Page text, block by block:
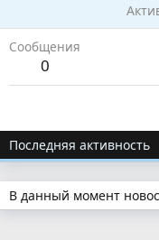
Сообщения
0
Последняя активность
В данный момент